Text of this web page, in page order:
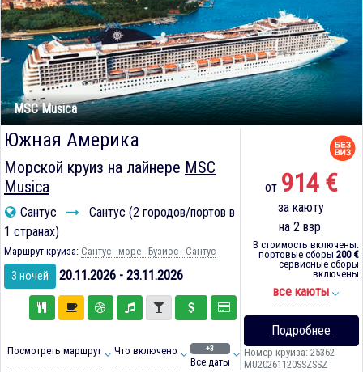
MSC Musica
Южная Америка
Морской круиз на лайнере MSC
Musica
Сантус
Сантус (2 городов/портов в
1 странах)
Маршрут круиза: Сантус - море - Бузиос - Сантус
3 ночей 20.11.2026 - 23.11.2026
Посмотреть маршрут Что включено +3
Все даты
от 914 €
за каюту
на 2 взр.
В стоимость включены:
портовые сборы 200 €
сервисные сборы
включены
все каюты
Подробнее
Номер круиза: 25362-
MU20261120SSZSSZ